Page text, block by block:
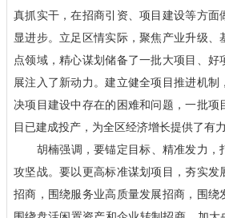
真抓实干，在招商引资、项目建设等方面
显进步。立足区情实际，聚焦产业升级、
点领域，精心谋划储备了一批大项目、好
展注入了新动力。建立健全项目推进机制
决项目建设中存在的困难和问题，一批项
目已建成投产，为全区经济增长提供了有力
胡楠强调，要锚定目标、精准发力，
攻坚战。要以更高标准谋划项目，夯实发
招商，围绕服务业高质量发展招商，围绕